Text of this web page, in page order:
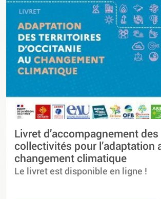
Livret d’accompagnement des
collectivités pour l’adaptation
changement climatique
Le livret est disponible en ligne !